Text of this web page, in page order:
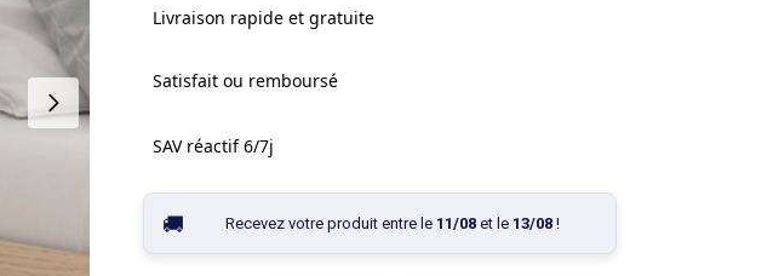
Livraison rapide et gratuite
Satisfait ou remboursé
SAV réactif 6/7j
Recevez votre produit entre le 11/08et le 13/08!